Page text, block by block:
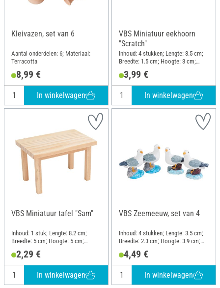
Kleivazen, set van 6
Aantal onderdelen: 6; Materiaal:
Terracotta
8,99 €
In winkelwagen
VBS Miniatuur eekhoorn
"Scratch"
Inhoud: 4 stukken; Lengte: 3.5 cm;
Breedte: 1.5 cm; Hoogte: 3 cm;
3,99 €
In winkelwagen
VBS Miniatuur tafel "Sam"
Inhoud: 1 stuk; Lengte: 8.2 cm;
Breedte: 5 cm; Hoogte: 5 cm;
2,29 €
In winkelwagen
VBS Zeemeeuw, set van 4
Inhoud: 4 stukken; Lengte: 3.5 cm;
Breedte: 2.3 cm; Hoogte: 3.9 cm;
4,49 €
In winkelwagen